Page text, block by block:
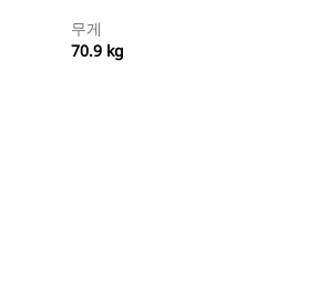
무게
70.9 kg